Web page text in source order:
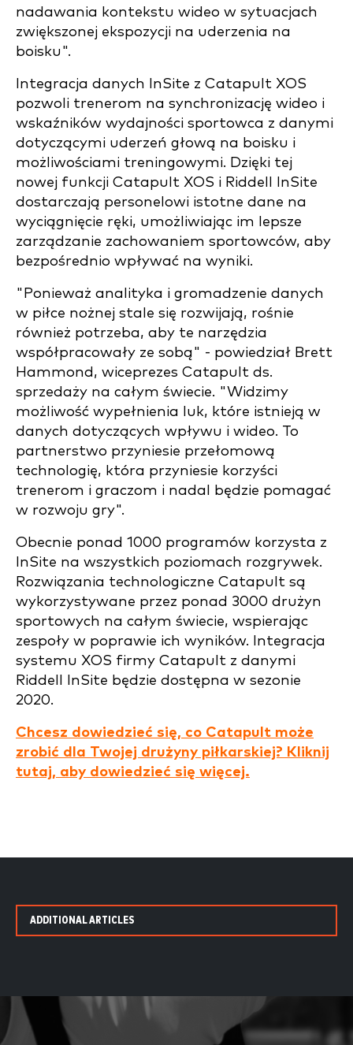
nadawania kontekstu wideo w sytuacjach
zwiększonej ekspozycji na uderzenia na
boisku".
Integracja danych InSite z Catapult XOS
pozwoli trenerom na synchronizację wideo i
wskaźników wydajności sportowca z danymi
dotyczącymi uderzeń głową na boisku i
możliwościami treningowymi. Dzięki tej
nowej funkcji Catapult XOS i Riddell InSite
dostarczają personelowi istotne dane na
wyciągnięcie ręki, umożliwiając im lepsze
zarządzanie zachowaniem sportowców, aby
bezpośrednio wpływać na wyniki.
"Ponieważ analityka i gromadzenie danych
w piłce nożnej stale się rozwijają, rośnie
również potrzeba, aby te narzędzia
współpracowały ze sobą" - powiedział Brett
Hammond, wiceprezes Catapult ds.
sprzedaży na całym świecie. "Widzimy
możliwość wypełnienia luk, które istnieją w
danych dotyczących wpływu i wideo. To
partnerstwo przyniesie przełomową
technologię, która przyniesie korzyści
trenerom i graczom i nadal będzie pomagać
w rozwoju gry".
Obecnie ponad 1000 programów korzysta z
InSite na wszystkich poziomach rozgrywek.
Rozwiązania technologiczne Catapult są
wykorzystywane przez ponad 3000 drużyn
sportowych na całym świecie, wspierając
zespoły w poprawie ich wyników. Integracja
systemu XOS firmy Catapult z danymi
Riddell InSite będzie dostępna w sezonie
2020.
Chcesz dowiedzieć się, co Catapult może
zrobić dla Twojej drużyny piłkarskiej? Kliknij
tutaj, aby dowiedzieć się więcej.
ADDITIONAL ARTICLES